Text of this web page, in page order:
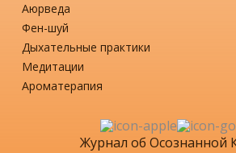
Аюрведа
Фен-шуй
Дыхательные практики
Медитации
Ароматерапия
Журнал об Осознанной